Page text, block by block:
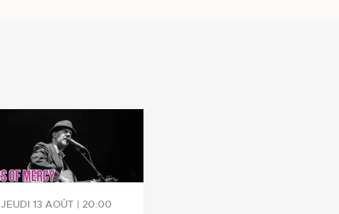
JEUDI 13 AOÛT | 20:00